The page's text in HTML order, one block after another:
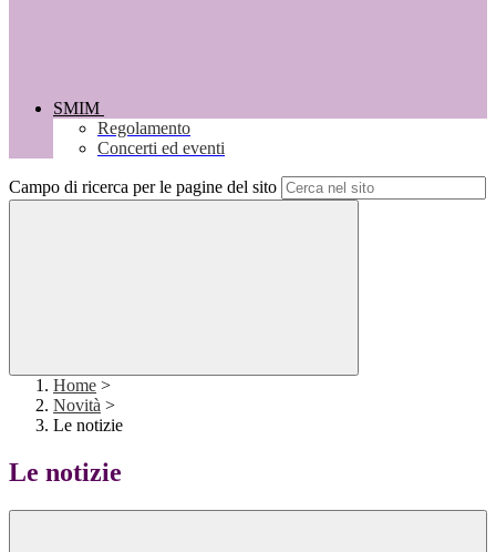
SMIM
Regolamento
Concerti ed eventi
Campo di ricerca per le pagine del sito
Home >
Novità >
Le notizie
Le notizie